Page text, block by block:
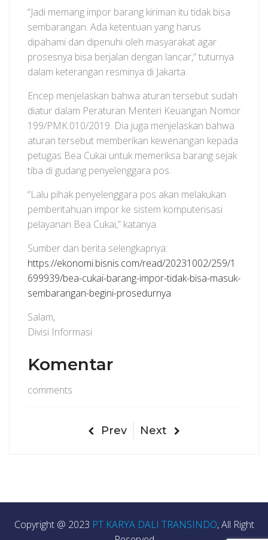
“Jadi memang impor barang kiriman itu tidak bisa
sembarangan. Ada ketentuan yang harus
dipahami dan dipenuhi oleh masyarakat agar
prosesnya bisa berjalan dengan lancar,” tuturnya
dalam keterangan resminya di Jakarta.
Encep menjelaskan bahwa aturan tersebut sudah
diatur dalam Peraturan Menteri Keuangan Nomor
199/PMK.010/2019. Dia juga menjelaskan bahwa
aturan tersebut memberikan kewenangan kepada
petugas Bea Cukai untuk memeriksa barang sejak
tiba di gudang penyelenggara pos.
“Lalu pihak penyelenggara pos akan melakukan
pemberitahuan impor ke sistem komputerisasi
pelayanan Bea Cukai,” katanya.
Sumber dan berita selengkapnya:
https://ekonomi.bisnis.com/read/20231002/259/1
699939/bea-cukai-barang-impor-tidak-bisa-masuk-
sembarangan-begini-prosedurnya
Salam,
Divisi Informasi
Komentar
comments
Prev Next
Copyright @ 2023 PT KARYA DALI TRANSINDO, All Right